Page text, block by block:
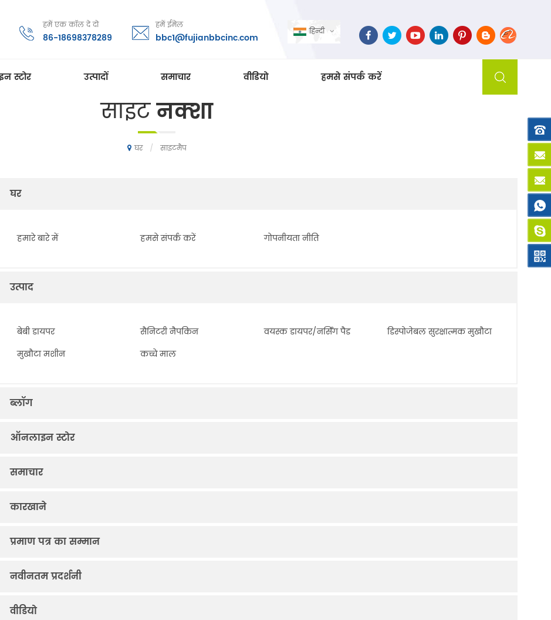
हिन्दी
हमें एक कॉल दे दो
86-18698378289
हमें ईमेल
bbc1@fujianbbcinc.com
स्टोर उत्पादों समाचार वीडियो हमसे संपर्क करें
साइटनक्शा
घर / साइटमैप
घर
हमारे बारे में हमसे संपर्क करें गोपनीयता नीति
उत्पाद
बेबी डायपर सैनिटरी नैपकिन वयस्क डायपर/नर्सिंग पैड
डिस्पोजेबल सुरक्षात्मक मुखौटा
मुखौटा मशीन
कच्चे माल
ब्लॉग
ऑनलाइन स्टोर
समाचार
कारखाने
प्रमाण पत्र का सम्मान
नवीनतम प्रदर्शनी
वीडियो